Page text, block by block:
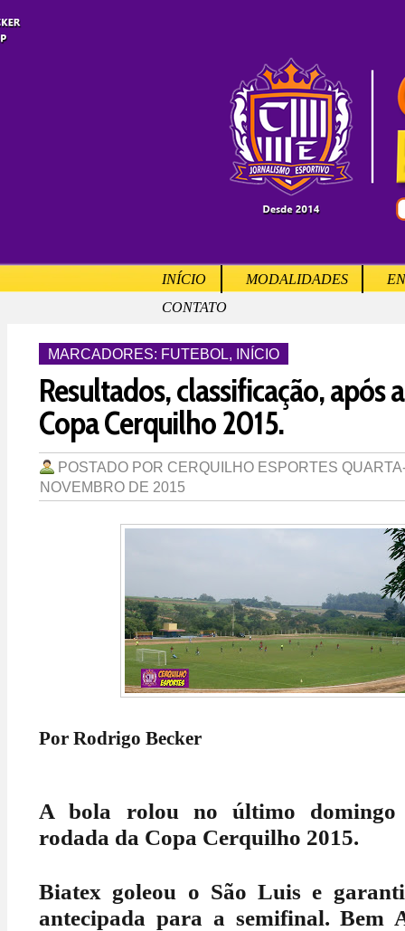
INÍCIO MODALIDADES
CONTATO
MARCADORES: FUTEBOL, INÍCIO
Resultados, classificação, após
Copa Cerquilho 2015.
POSTADO POR CERQUILHO ESPORTES
NOVEMBRO DE 2015
Por Rodrigo Becker
A bola rolou no último domingo
rodada da Copa Cerquilho 2015.
Biatex goleou o São Luis e
antecipada para a semifinal. Bem